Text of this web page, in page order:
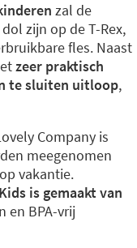
zal de
zijn op de T-Rex,
fles. Naast
zeer praktisch
te sluiten uitloop,
Company is
meegenomen
vakantie.
is gemaakt van
en BPA-vrij